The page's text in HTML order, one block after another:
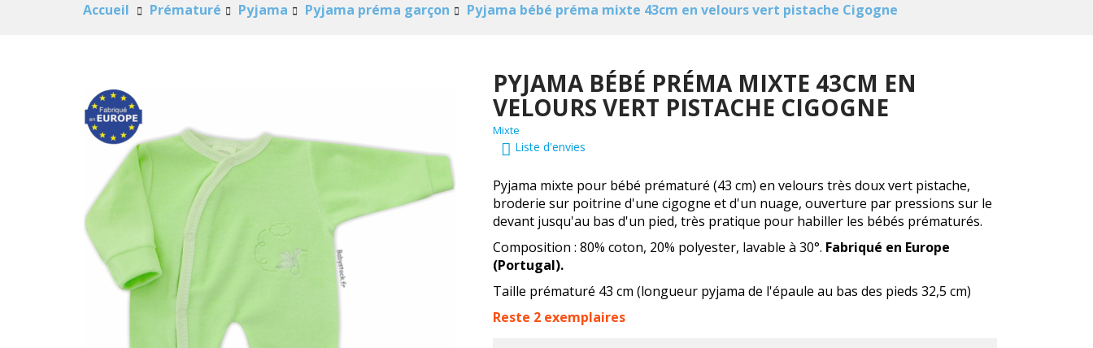
Accueil Prématuré Pyjama Pyjama préma garçon Pyjama bébé préma mixte 43cm en velours vert pistache Cigogne
PYJAMA BÉBÉ PRÉMA MIXTE 43CM EN
VELOURS VERT PISTACHE CIGOGNE
Mixte
Liste d'envies
Pyjama mixte pour bébé prématuré (43 cm) en velours très doux vert pistache,
broderie sur poitrine d'une cigogne et d'un nuage, ouverture par pressions sur le
devant jusqu'au bas d'un pied, très pratique pour habiller les bébés prématurés.
Composition : 80% coton, 20% polyester, lavable à 30°. Fabriqué en Europe
(Portugal).
Taille prématuré 43 cm (longueur pyjama de l'épaule au bas des pieds 32,5 cm)
Reste 2 exemplaires